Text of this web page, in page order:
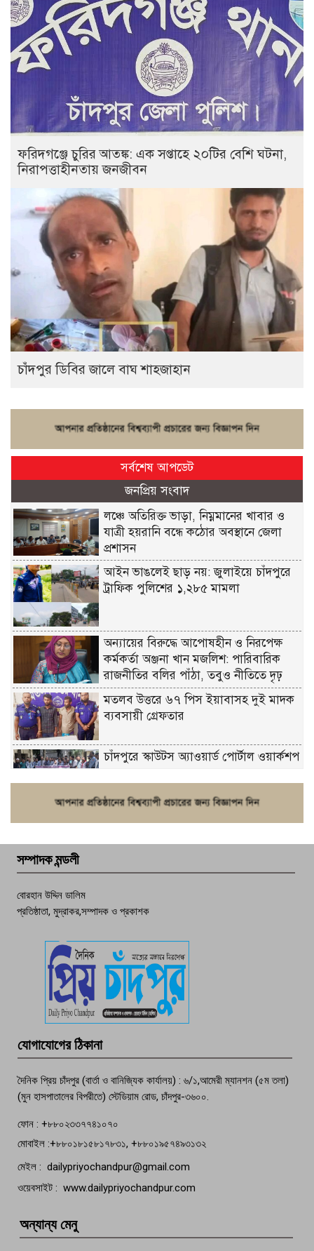
ফরিদগঞ্জে চুরির আতঙ্ক: এক সপ্তাহে ২০টির বেশি ঘটনা,
নিরাপত্তাহীনতায় জনজীবন
চাঁদপুর ডিবির জালে বাঘ শাহজাহান
সর্বশেষ আপডেট
জনপ্রিয় সংবাদ
লঞ্চে অতিরিক্ত ভাড়া, নিম্নমানের খাবার ও
যাত্রী হয়রানি বন্ধে কঠোর অবস্থানে জেলা
প্রশাসন
আইন ভাঙলেই ছাড় নয়: জুলাইয়ে চাঁদপুরে
ট্রাফিক পুলিশের ১,২৮৫ মামলা
অন্যায়ের বিরুদ্ধে আপোষহীন ও নিরপেক্ষ
কর্মকর্তা অঞ্জনা খান মজলিশ: পারিবারিক
রাজনীতির বলির পাঁঠা, তবুও নীতিতে দৃঢ়
মতলব উত্তরে ৬৭ পিস ইয়াবাসহ দুই মাদক
ব্যবসায়ী গ্রেফতার
চাঁদপুরে স্কাউটস অ্যাওয়ার্ড পোর্টাল ওয়ার্কশপ
পচা দুর্গন্ধে ৯৯৯-এ ফোন, ফরিদগঞ্জে
তরুণের অর্ধগলিত লাশ উদ্ধার
বেঁচে নেই, বিভিন্ন সংগঠনের শোক
সম্পাদক মন্ডলী
বোরহান উদ্দিন ডালিম
প্রতিষ্ঠাতা, মুদ্রাকর,সম্পাদক ও প্রকাশক
যোগাযোগের ঠিকানা
দৈনিক প্রিয় চাঁদপুর (বার্তা ও বানিজ্যিক কার্যালয়) : ৬/১,আমেরী ম্যানশন (৫ম তলা)
(মুন হাসপাতালের বিপরীতে) স্টেডিয়াম রোড, চাঁদপুর-৩৬০০.
ফোন : +৮৮০২৩৩৭৭৪১০৭০
মোবাইল :+৮৮০১৮১৫৮১৭৮৩১, +৮৮০১৯৫৭৪৯৩১৩২
মেইল : dailypriyochandpur@gmail.com
ওয়েবসাইট : www.dailypriyochandpur.com
অন্যান্য মেনু